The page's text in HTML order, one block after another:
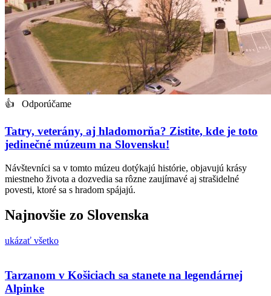
👍 Odporúčame
Tatry, veterány, aj hladomorňa? Zistite, kde je toto
jedinečné múzeum na Slovensku!
Návštevníci sa v tomto múzeu dotýkajú histórie, objavujú krásy
miestneho života a dozvedia sa rôzne zaujímavé aj strašidelné
povesti, ktoré sa s hradom spájajú.
Najnovšie zo Slovenska
ukázať všetko
Tarzanom v Košiciach sa stanete na legendárnej
Alpinke